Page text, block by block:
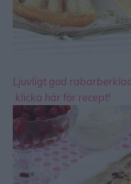
Ljuvligt god
klicka här för recept!